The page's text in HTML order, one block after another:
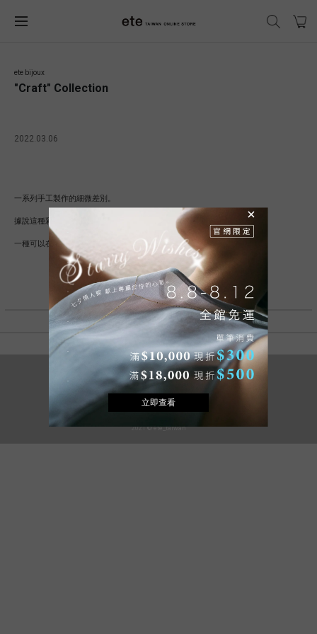
ete bijoux
"Craft" Collection
2022.03.06
一系列手工製作的細微差別。
據說這種彩虹色的珍珠能使女性裸露的皮膚看起來最美麗。
一種可以在輕鬆的心情中佩戴的珠寶，皮膚上有溫暖的線條。
2021 © ete_taiwan